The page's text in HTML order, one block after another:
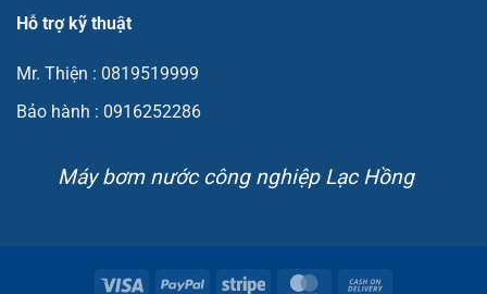
Hỗ trợ kỹ thuật
Mr. Thiện : 0819519999
Bảo hành : 0916252286
Máy bơm nước công nghiệp Lạc Hồng
Visa PayPal Stripe MasterCard